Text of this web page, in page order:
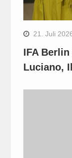
21. Juli
IFA
Luciano,